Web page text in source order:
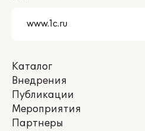
Каталог
Внедрения
Публикации
Мероприятия
Партнеры